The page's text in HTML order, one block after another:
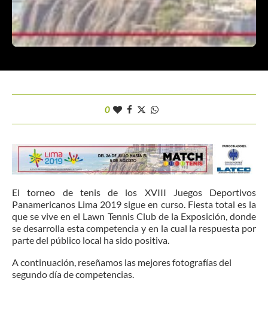
0
El torneo de tenis de los XVIII Juegos Deportivos
Panamericanos Lima 2019 sigue en curso. Fiesta total es la
que se vive en el Lawn Tennis Club de la Exposición, donde
se desarrolla esta competencia y en la cual la respuesta por
parte del público local ha sido positiva.
A continuación, reseñamos las mejores fotografías del
segundo día de competencias.